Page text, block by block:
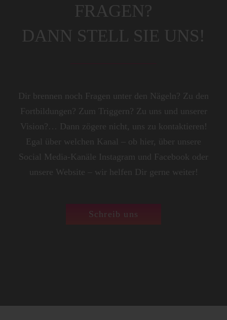
FRAGEN?
DANN STELL SIE UNS!
Dir brennen noch Fragen unter den Nägeln? Zu den
Fortbildungen? Zum Triggern? Zu uns und unserer
Vision?… Dann zögere nicht, uns zu kontaktieren!
Egal über welchen Kanal – ob hier, über unsere
Social Media-Kanäle Instagram und Facebook oder
unsere Website – wir helfen Dir gerne weiter!
Schreib uns